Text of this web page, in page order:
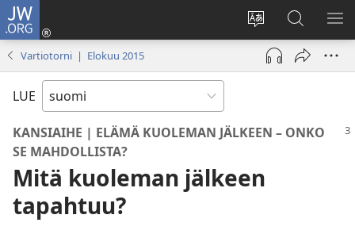
JW.ORG
Vaihda
sivuston
kieli
Kirjaudu
(avaa
uuden
ikkunan)
Hae
JW.ORG-
sivustolta
Vartiotorni | Elokuu 2015
LUE
KANSIAIHE | ELÄMÄ KUOLEMAN JÄLKEEN – ONKO
SE MAHDOLLISTA?
Mitä kuoleman jälkeen
tapahtuu?